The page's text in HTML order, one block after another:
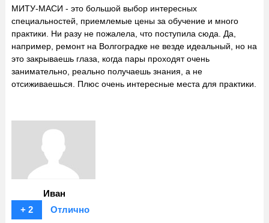
МИТУ-МАСИ - это большой выбор интересных
специальностей, приемлемые цены за обучение и много
практики. Ни разу не пожалела, что поступила сюда. Да,
например, ремонт на Волгоградке не везде идеальный, но на
это закрываешь глаза, когда пары проходят очень
занимательно, реально получаешь знания, а не
отсиживаешься. Плюс очень интересные места для практики.
Иван
+ 2
Отлично